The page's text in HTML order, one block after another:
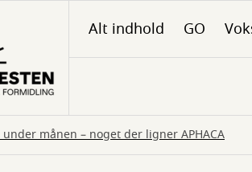
Alt indhold GO
månen – noget der ligner APHACA